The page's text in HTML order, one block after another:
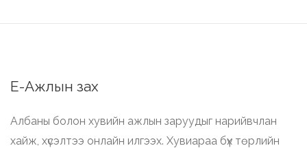
Е-Ажлын зах
Албаны болон хувийн ажлын заруудыг нарийвчлан
хайж, хүсэлтээ онлайн илгээх. Хувиараа бүх төрлийн